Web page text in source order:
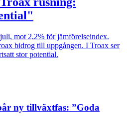
mot 2,2% för jämförelseindex.
bidrog till uppgången. I Troax ser
stor potential.
ny tillväxtfas: ”Goda